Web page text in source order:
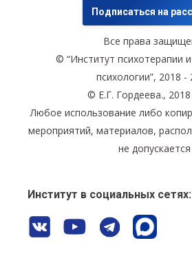
Подписаться на
Все права
© “Институт психотерапии
психологии”, 2018 -
© Е.Г. Гордеева.,
Любое использование либо
мероприятий, материалов,
не допускается
Институт в социальных сетях: